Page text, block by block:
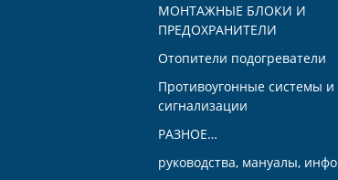
МОНТАЖНЫЕ БЛОКИ И
ПРЕДОХРАНИТЕЛИ
Отопители подогреватели
Противоугонные системы и
сигнализации
РАЗНОЕ…
руководства, мануалы, инфо